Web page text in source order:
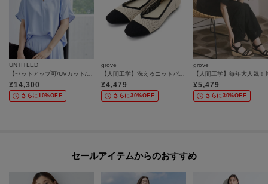
UNTITLED
¥14,300
さらに10%OFF
grove
¥4,479
さらに30%OFF
grove
¥5,479
さらに30%OFF
セールアイテムからのおすすめ